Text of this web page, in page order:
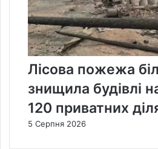
Лісова пожежа
знищила будівлі
120 приватних
5 Серпня 2026